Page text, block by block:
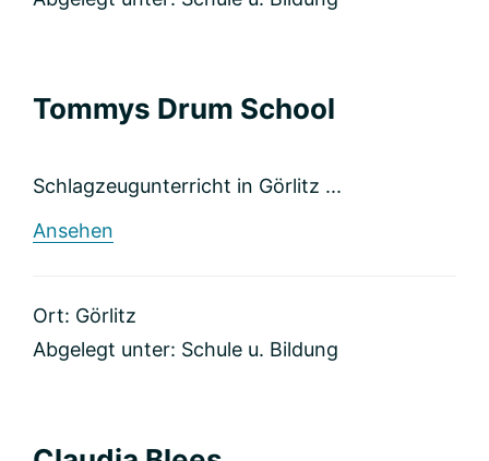
Tommys Drum School
Schlagzeugunterricht in Görlitz ...
Ansehen
Ort: Görlitz
Abgelegt unter: Schule u. Bildung